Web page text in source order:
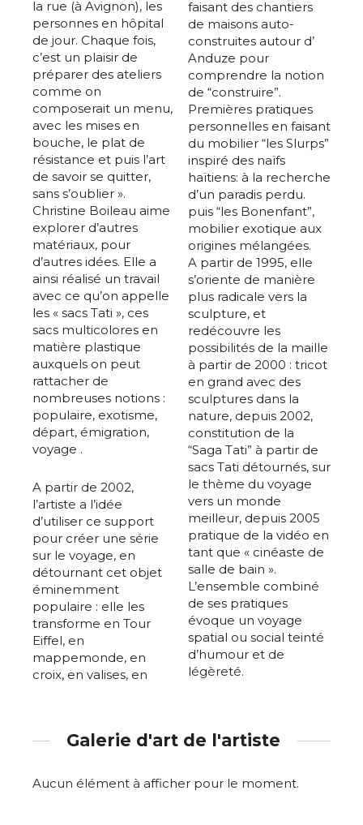
la rue (à Avignon), les
personnes en hôpital
de jour. Chaque fois,
c’est un plaisir de
préparer des ateliers
comme on
composerait un menu,
avec les mises en
bouche, le plat de
résistance et puis l’art
de savoir se quitter,
sans s’oublier ».
Christine Boileau aime
explorer d’autres
matériaux, pour
d’autres idées. Elle a
ainsi réalisé un travail
avec ce qu’on appelle
les « sacs Tati », ces
sacs multicolores en
matière plastique
auxquels on peut
rattacher de
nombreuses notions :
populaire, exotisme,
départ, émigration,
voyage .
A partir de 2002,
l’artiste a l’idée
d’utiliser ce support
pour créer une série
sur le voyage, en
détournant cet objet
éminemment
populaire : elle les
transforme en Tour
Eiffel, en
mappemonde, en
croix, en valises, en
faisant des chantiers
de maisons auto-
construites autour d’
Anduze pour
comprendre la notion
de “construire”.
Premières pratiques
personnelles en faisant
du mobilier “les Slurps”
inspiré des naïfs
haïtiens: à la recherche
d’un paradis perdu.
puis “les Bonenfant”,
mobilier exotique aux
origines mélangées.
A partir de 1995, elle
s’oriente de manière
plus radicale vers la
sculpture, et
redécouvre les
possibilités de la maille
à partir de 2000 : tricot
en grand avec des
sculptures dans la
nature, depuis 2002,
constitution de la
“Saga Tati” à partir de
sacs Tati détournés, sur
le thème du voyage
vers un monde
meilleur, depuis 2005
pratique de la vidéo en
tant que « cinéaste de
salle de bain ».
L’ensemble combiné
de ses pratiques
évoque un voyage
spatial ou social teinté
d’humour et de
légèreté.
Galerie d'art de l'artiste
Aucun élément à afficher pour le moment.